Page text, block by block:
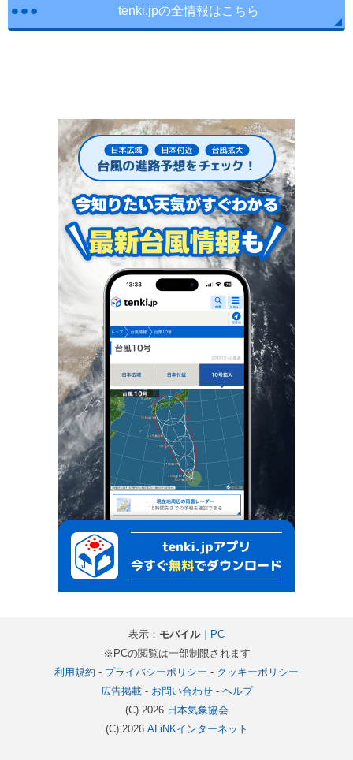
tenki.jpの全情報はこちら
表示： モバイル｜ PC
※PCの閲覧は一部制限されます
利用規約 - プライバシーポリシー - クッキーポリシー
広告掲載- お問い合わせ- ヘルプ
(C) 2026 日本気象協会
(C) 2026 ALiNKインターネット